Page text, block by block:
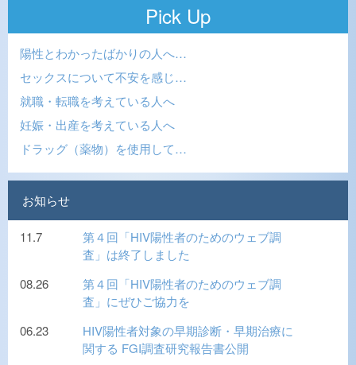
Pick Up
陽性とわかったばかりの人へ…
セックスについて不安を感じ…
就職・転職を考えている人へ
妊娠・出産を考えている人へ
ドラッグ（薬物）を使用して…
お知らせ
11.7
第４回「HIV陽性者のためのウェブ調
査」は終了しました
08.26
第４回「HIV陽性者のためのウェブ調
査」にぜひご協力を
06.23
HIV陽性者対象の早期診断・早期治療に
関する FGI調査研究報告書公開